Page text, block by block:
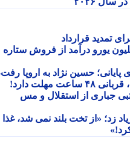
قرارداد
لایپزیگ؛ ۵۴۷ میلیون یورو درآمد از فروش ستاره
حسین نژاد به اروپا رفت،
دارد!
از استقلال و مس
«از تخت بلند نمی شد، غذا